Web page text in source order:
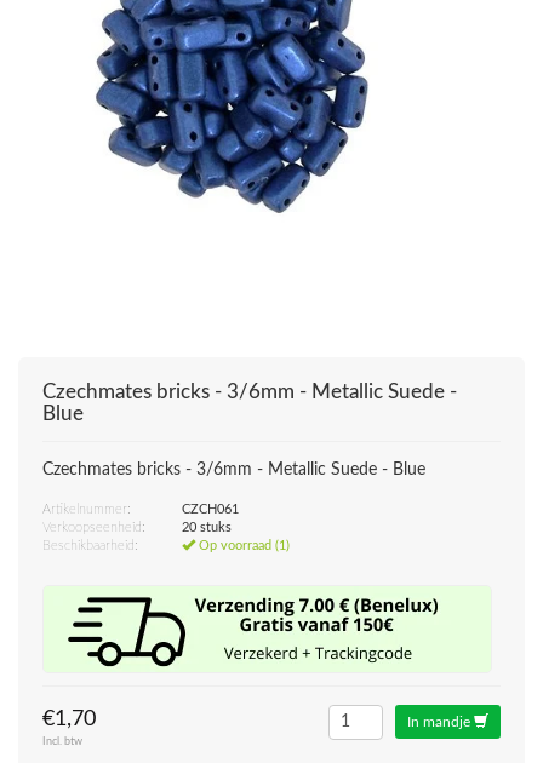
Czechmates bricks - 3/6mm - Metallic Suede -
Blue
Czechmates bricks - 3/6mm - Metallic Suede - Blue
Artikelnummer:
CZCH061
Verkoopseenheid:
20 stuks
Beschikbaarheid:
Op voorraad (1)
€1,70
Incl. btw
In mandje